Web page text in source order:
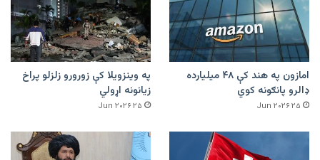
امازون په هند کې ۴۸ میلیارده
ډالرو پانګونه کوي
۲۵ Jun ۲۰۲۶
په وینزویلا کې زورورو زلزلو پراخ
زیانونه اړولي
۲۵ Jun ۲۰۲۶